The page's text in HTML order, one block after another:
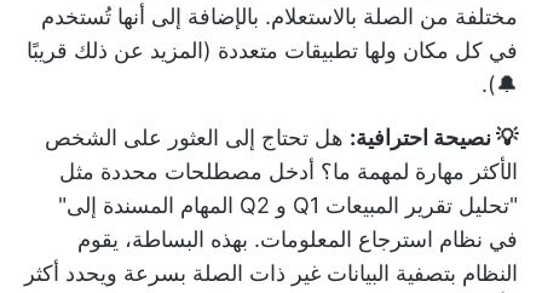
مختلفة من الصلة بالاستعلام. بالإضافة إلى أنها تُستخدم
في كل مكان ولها تطبيقات متعددة (المزيد عن ذلك قريبًا
🔔).
💡 نصيحة احترافية: هل تحتاج إلى العثور على الشخص
الأكثر مهارة لمهمة ما؟ أدخل مصطلحات محددة مثل
"تحليل تقرير المبيعات Q1 و Q2 المهام المسندة إلى"
في نظام استرجاع المعلومات. بهذه البساطة، يقوم
النظام بتصفية البيانات غير ذات الصلة بسرعة ويحدد أكثر